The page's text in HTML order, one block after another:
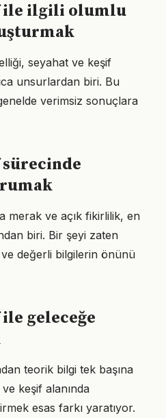
ile ilgili olumlu
seyahat ve keşif
unsurlardan biri. Bu
verimsiz sonuçlara
sürecinde
merak ve açık fikirlilik, en
biri. Bir şeyi zaten
değerli bilgilerin önünü
geleceğe
teorik bilgi tek başına
keşif alanında
esas farkı yaratıyor.